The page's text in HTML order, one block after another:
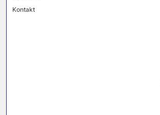
Kontakt